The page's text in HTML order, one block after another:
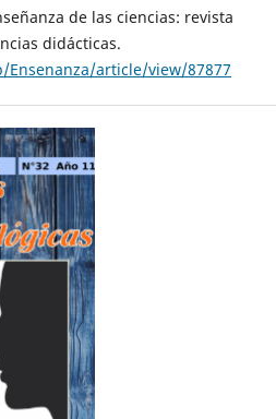
de las ciencias: revista
didácticas.
article/view/87877